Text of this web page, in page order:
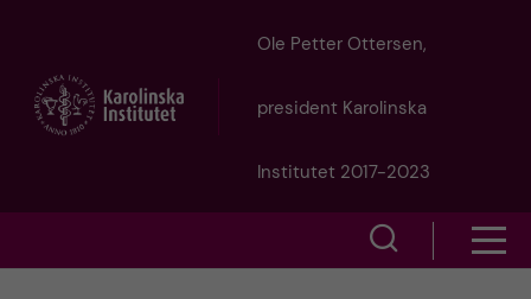
t
Ole Petter Ottersen,
president Karolinska
Institutet 2017-2023